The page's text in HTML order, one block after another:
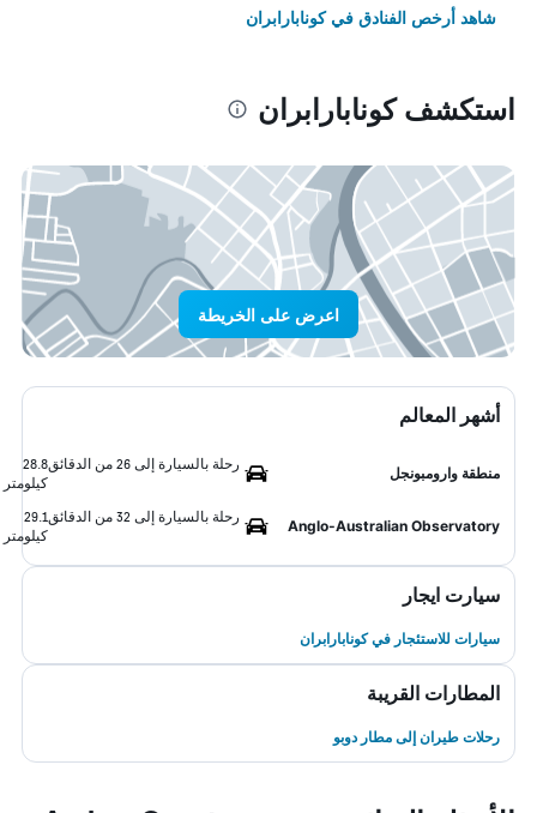
شاهد أرخص الفنادق في كونابارابران
استكشف كونابارابران
اعرض على الخريطة
أشهر المعالم
منطقة وارومبونجل
رحلة بالسيارة إلى 26 من الدقائق
28.8
كيلومتر
Anglo-Australian Observatory
رحلة بالسيارة إلى 32 من الدقائق
29.1
كيلومتر
سيارت ايجار
سيارات للاستئجار في كونابارابران
المطارات القريبة
رحلات طيران إلى مطار دوبو